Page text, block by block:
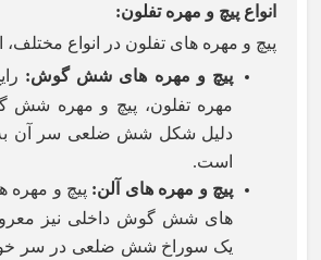
انواع پیچ و مهره تفلون:
پیچ و مهره های تفلون در انواع مختلف،
پیچ و مهره های شش گوش:
مهره تفلون، پیچ و مهره
دلیل شکل شش ضلعی سر آن به
است.
پیچ و مهره های آلن: پیچ و مهره
های شش گوش داخلی نیز
یک سوراخ شش ضلعی در سر